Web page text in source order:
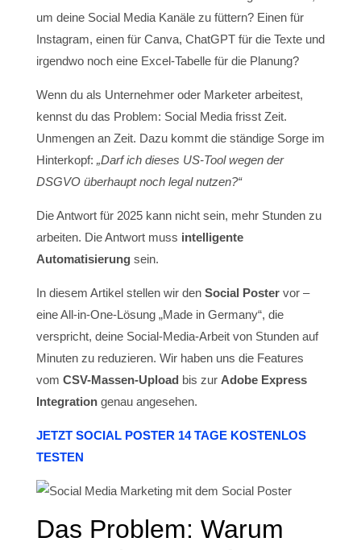
um deine Social Media Kanäle zu füttern? Einen für
Instagram, einen für Canva, ChatGPT für die Texte und
irgendwo noch eine Excel-Tabelle für die Planung?
Wenn du als Unternehmer oder Marketer arbeitest,
kennst du das Problem: Social Media frisst Zeit.
Unmengen an Zeit. Dazu kommt die ständige Sorge im
Hinterkopf: „Darf ich dieses US-Tool wegen der
DSGVO überhaupt noch legal nutzen?“
Die Antwort für 2025 kann nicht sein, mehr Stunden zu
arbeiten. Die Antwort muss intelligente
Automatisierungsein.
In diesem Artikel stellen wir den Social Postervor –
eine All-in-One-Lösung „Made in Germany“, die
verspricht, deine Social-Media-Arbeit von Stunden auf
Minuten zu reduzieren. Wir haben uns die Features
vom CSV-Massen-Upload bis zur Adobe Express
Integrationgenau angesehen.
JETZT SOCIAL POSTER 14 TAGE KOSTENLOS
TESTEN
Das Problem: Warum